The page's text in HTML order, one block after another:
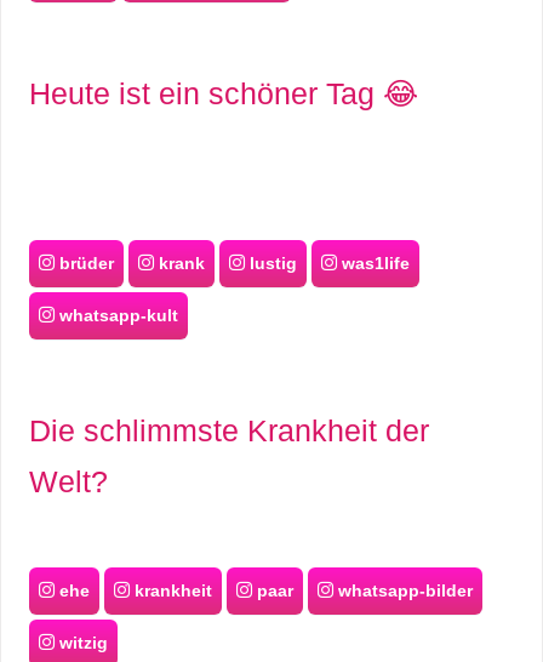
Heute ist ein schöner Tag 😂
brüder krank lustig was1life
whatsapp-kult
Die schlimmste Krankheit der
Welt?
ehe krankheit paar whatsapp-bilder
witzig